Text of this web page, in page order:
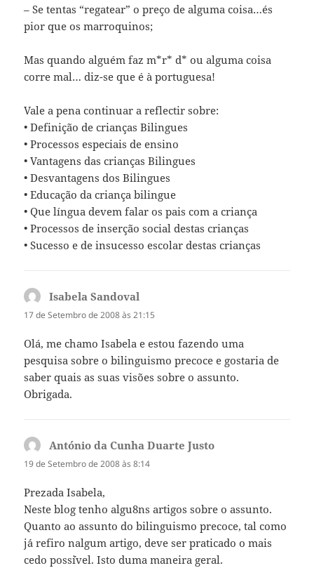
– Se tentas “regatear” o preço de alguma coisa…és
pior que os marroquinos;
Mas quando alguém faz m*r* d* ou alguma coisa
corre mal… diz-se que é à portuguesa!
Vale a pena continuar a reflectir sobre:
• Definição de crianças Bilingues
• Processos especiais de ensino
• Vantagens das crianças Bilingues
• Desvantagens dos Bilingues
• Educação da criança bilingue
• Que língua devem falar os pais com a criança
• Processos de inserção social destas crianças
• Sucesso e de insucesso escolar destas crianças
Isabela Sandoval
17 de Setembro de 2008 às 21:15
Olá, me chamo Isabela e estou fazendo uma
pesquisa sobre o bilinguismo precoce e gostaria de
saber quais as suas visões sobre o assunto.
Obrigada.
António da Cunha Duarte Justo
19 de Setembro de 2008 às 8:14
Prezada Isabela,
Neste blog tenho algu8ns artigos sobre o assunto.
Quanto ao assunto do bilinguismo precoce, tal como
j´´a refiro nalgum artigo, deve ser praticado o mais
cedo poss´´ivel. Isto duma maneira geral.